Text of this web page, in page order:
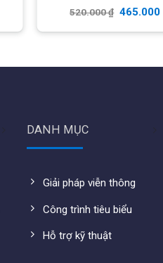
520.000₫ 465.000
DANH MỤC
Giải pháp viễn thông
Công trình tiêu biểu
Hỗ trợ kỹ thuật